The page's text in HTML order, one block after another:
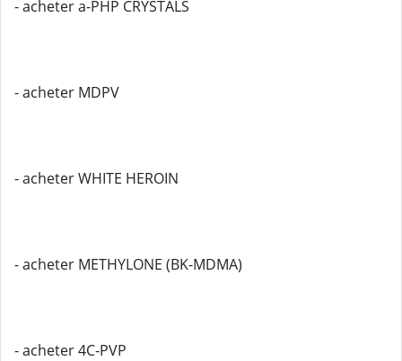
- acheter a-PHP CRYSTALS
- acheter MDPV
- acheter WHITE HEROIN
- acheter METHYLONE (BK-MDMA)
- acheter 4C-PVP